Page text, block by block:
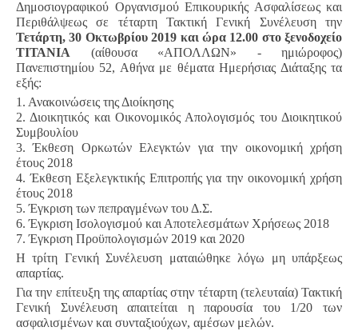
Δημοσιογραφικού Οργανισμού Επικουρικής Ασφαλίσεως και
Περιθάλψεως σε τέταρτη Τακτική Γενική Συνέλευση την
Τετάρτη, 30 Οκτωβρίου 2019 και ώρα 12.00 στο ξενοδοχείο
ΤΙΤΑΝΙΑ (αίθουσα «ΑΠΟΛΛΩΝ» - ημιώροφος)
Πανεπιστημίου 52, Αθήνα με θέματα Ημερήσιας Διάταξης τα
εξής:
1. Ανακοινώσεις της Διοίκησης
2. Διοικητικός και Οικονομικός Απολογισμός του Διοικητικού
Συμβουλίου
3. Έκθεση Ορκωτών Ελεγκτών για την οικονομική χρήση
έτους 2018
4. Έκθεση Εξελεγκτικής Επιτροπής για την οικονομική χρήση
έτους 2018
5. Έγκριση των πεπραγμένων του Δ.Σ.
6. Έγκριση Ισολογισμού και Αποτελεσμάτων Χρήσεως 2018
7. Έγκριση Προϋπολογισμών 2019 και 2020
Η τρίτη Γενική Συνέλευση ματαιώθηκε λόγω μη υπάρξεως
απαρτίας.
Για την επίτευξη της απαρτίας στην τέταρτη (τελευταία) Τακτική
Γενική Συνέλευση απαιτείται η παρουσία του 1/20 των
ασφαλισμένων και συνταξιούχων, αμέσων μελών.